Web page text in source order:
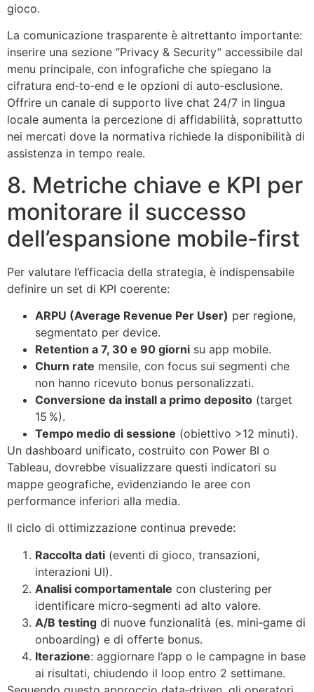
gioco.
La comunicazione trasparente è altrettanto importante:
inserire una sezione “Privacy & Security” accessibile dal
menu principale, con infografiche che spiegano la
cifratura end‑to‑end e le opzioni di auto‑esclusione.
Offrire un canale di supporto live chat 24/7 in lingua
locale aumenta la percezione di affidabilità, soprattutto
nei mercati dove la normativa richiede la disponibilità di
assistenza in tempo reale.
8. Metriche chiave e KPI per
monitorare il successo
dell’espansione mobile‑first
Per valutare l’efficacia della strategia, è indispensabile
definire un set di KPI coerente:
ARPU (Average Revenue Per User) per regione,
segmentato per device.
Retention a 7, 30 e 90 giorni su app mobile.
Churn rate mensile, con focus sui segmenti che
non hanno ricevuto bonus personalizzati.
Conversione da install a primo deposito (target
15 %).
Tempo medio di sessione (obiettivo >12 minuti).
Un dashboard unificato, costruito con Power BI o
Tableau, dovrebbe visualizzare questi indicatori su
mappe geografiche, evidenziando le aree con
performance inferiori alla media.
Il ciclo di ottimizzazione continua prevede:
Raccolta dati (eventi di gioco, transazioni,
interazioni UI).
Analisi comportamentale con clustering per
identificare micro‑segmenti ad alto valore.
A/B testing di nuove funzionalità (es. mini‑game di
onboarding) e di offerte bonus.
Iterazione: aggiornare l’app o le campagne in base
ai risultati, chiudendo il loop entro 2 settimane.